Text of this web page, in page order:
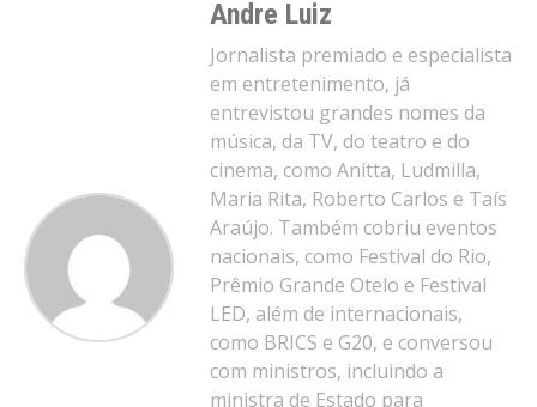
Andre Luiz
Jornalista premiado e especialista
em entretenimento, já
entrevistou grandes nomes da
música, da TV, do teatro e do
cinema, como Anitta, Ludmilla,
Maria Rita, Roberto Carlos e Taís
Araújo. Também cobriu eventos
nacionais, como Festival do Rio,
Prêmio Grande Otelo e Festival
LED, além de internacionais,
como BRICS e G20, e conversou
com ministros, incluindo a
ministra de Estado para
Whatsapp
Email